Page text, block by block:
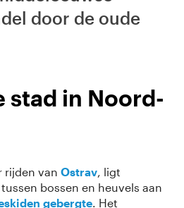
door de oude
stad in Noord-
rijden van Ostrav, ligt
bossen en heuvels aan
gebergte. Het